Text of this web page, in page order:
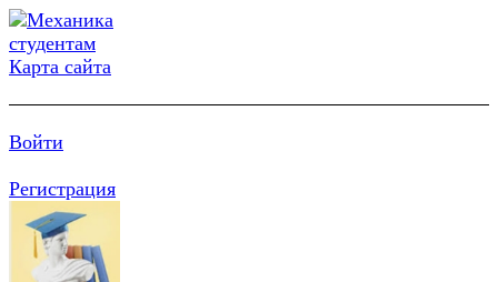
Карта сайта
Войти
Регистрация